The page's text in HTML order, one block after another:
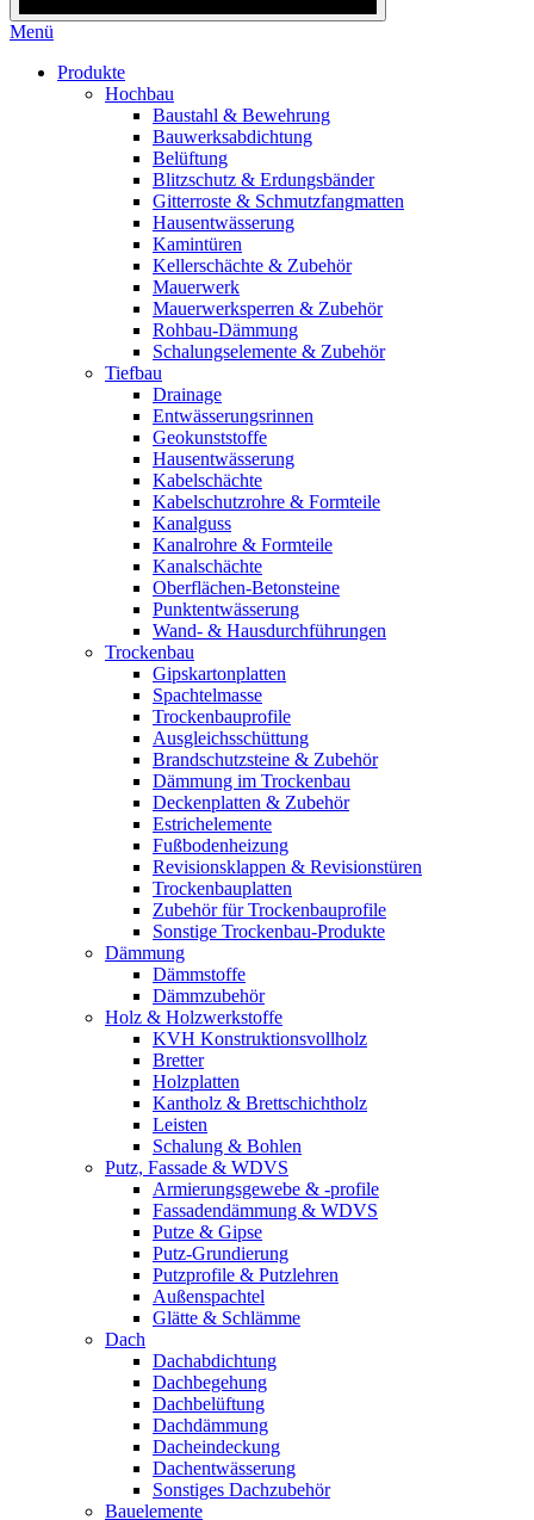
Menü
Produkte
Hochbau
Baustahl & Bewehrung
Bauwerksabdichtung
Belüftung
Blitzschutz & Erdungsbänder
Gitterroste & Schmutzfangmatten
Hausentwässerung
Kamintüren
Kellerschächte & Zubehör
Mauerwerk
Mauerwerksperren & Zubehör
Rohbau-Dämmung
Schalungselemente & Zubehör
Tiefbau
Drainage
Entwässerungsrinnen
Geokunststoffe
Hausentwässerung
Kabelschächte
Kabelschutzrohre & Formteile
Kanalguss
Kanalrohre & Formteile
Kanalschächte
Oberflächen-Betonsteine
Punktentwässerung
Wand- & Hausdurchführungen
Trockenbau
Gipskartonplatten
Spachtelmasse
Trockenbauprofile
Ausgleichsschüttung
Brandschutzsteine & Zubehör
Dämmung im Trockenbau
Deckenplatten & Zubehör
Estrichelemente
Fußbodenheizung
Revisionsklappen & Revisionstüren
Trockenbauplatten
Zubehör für Trockenbauprofile
Sonstige Trockenbau-Produkte
Dämmung
Dämmstoffe
Dämmzubehör
Holz & Holzwerkstoffe
KVH Konstruktionsvollholz
Bretter
Holzplatten
Kantholz & Brettschichtholz
Leisten
Schalung & Bohlen
Putz, Fassade & WDVS
Armierungsgewebe & -profile
Fassadendämmung & WDVS
Putze & Gipse
Putz-Grundierung
Putzprofile & Putzlehren
Außenspachtel
Glätte & Schlämme
Dach
Dachabdichtung
Dachbegehung
Dachbelüftung
Dachdämmung
Dacheindeckung
Dachentwässerung
Sonstiges Dachzubehör
Bauelemente